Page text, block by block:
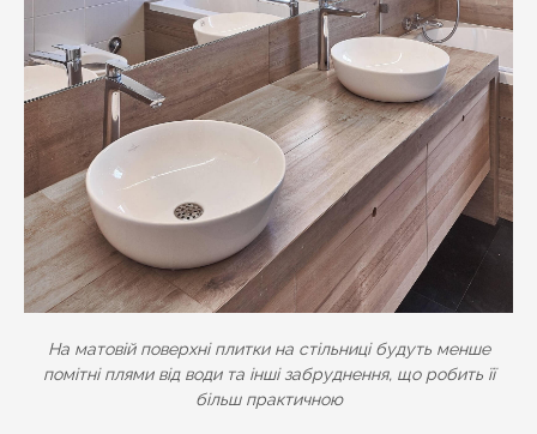
На матовій поверхні плитки на стільниці будуть менше
помітні плями від води та інші забруднення, що робить її
більш практичною